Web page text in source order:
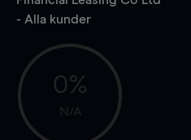
- Alla kunder
0%
N/A